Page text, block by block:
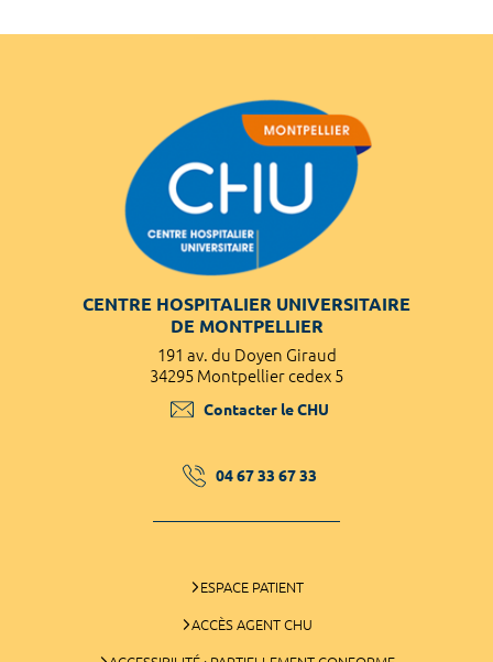
CENTRE HOSPITALIER UNIVERSITAIRE
DE MONTPELLIER
191 av. du Doyen Giraud
34295 Montpellier cedex 5
Contacter le CHU
04 67 33 67 33
ESPACE PATIENT
ACCÈS AGENT CHU